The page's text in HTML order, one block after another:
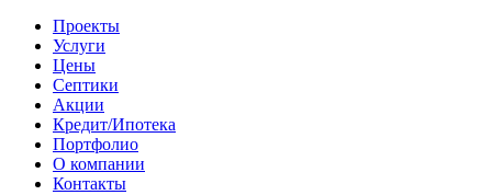
Проекты
Услуги
Цены
Септики
Акции
Кредит/Ипотека
Портфолио
О компании
Контакты